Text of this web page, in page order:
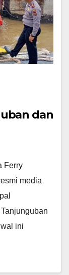
dan
Ferry
media
ini